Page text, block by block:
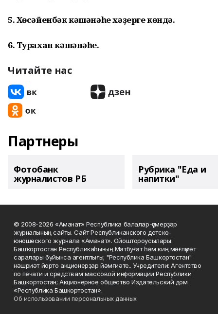
5. Хөсәйенбәк кәшәнәһе хәҙерге көндә.
6. Турахан кәшәнәһе.
Читайте нас
Партнеры
Фотобанк
журналистов РБ
Рубрика "Еда и
напитки"
© 2008-2026 «Аманат» Республика балалар-үҫмерҙәр
журналының сайты. Сайт Республиканского детско-
юношеского журнала «Аманат». Ойоштороусылары:
Башҡортостан Республикаһының Матбуғат һәм киң мәғлүмәт
саралары буйынса агентлығы; "Республика Башкортостан"
нәшриәт йорто акционерҙар йәмғиәте.. Учредители: Агентство
по печати и средствам массовой информации Республики
Башкортостан; Акционерное общество Издательский дом
«Республика Башкортостан».
Об использовании персональных данных